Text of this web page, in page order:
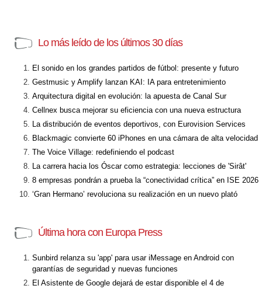
Lo más leído de los últimos 30 días
El sonido en los grandes partidos de fútbol: presente y futuro
Gestmusic y Amplify lanzan KAI: IA para entretenimiento
Arquitectura digital en evolución: la apuesta de Canal Sur
Cellnex busca mejorar su eficiencia con una nueva estructura
La distribución de eventos deportivos, con Eurovision Services
Blackmagic convierte 60 iPhones en una cámara de alta velocidad
The Voice Village: redefiniendo el podcast
La carrera hacia los Óscar como estrategia: lecciones de 'Sirât'
8 empresas pondrán a prueba la “conectividad crítica” en ISE 2026
‘Gran Hermano’ revoluciona su realización en un nuevo plató
Última hora con Europa Press
Sunbird relanza su 'app' para usar iMessage en Android con
garantías de seguridad y nuevas funciones
El Asistente de Google dejará de estar disponible el 4 de